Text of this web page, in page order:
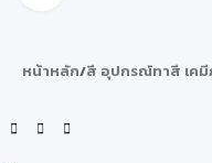
หน้าหลัก/สี อุปกรณ์ทาสี เค